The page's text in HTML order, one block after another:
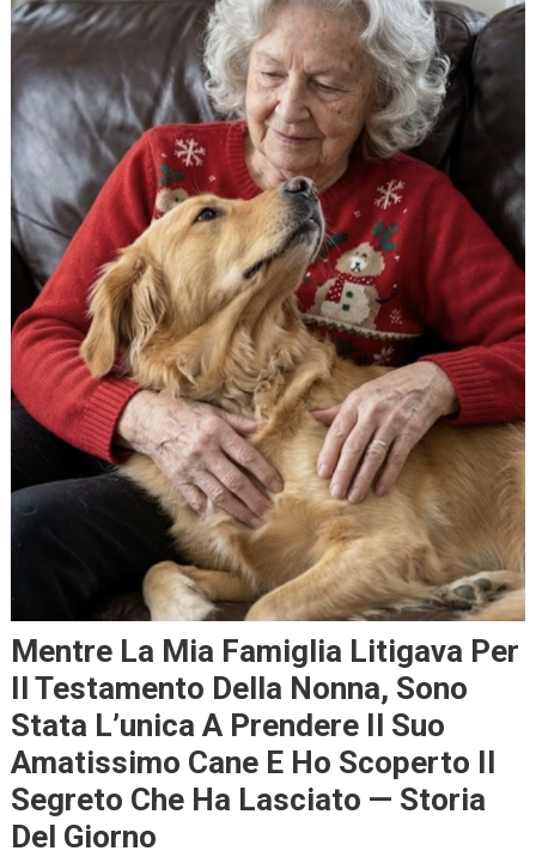
Mentre La Mia Famiglia Litigava Per
Il Testamento Della Nonna, Sono
Stata L’unica A Prendere Il Suo
Amatissimo Cane E Ho Scoperto Il
Segreto Che Ha Lasciato — Storia
Del Giorno